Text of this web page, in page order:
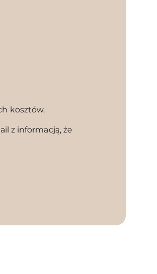
kosztów.
z informacją, że